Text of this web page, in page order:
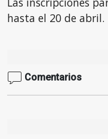
hasta el 20 de abril.
Comentarios